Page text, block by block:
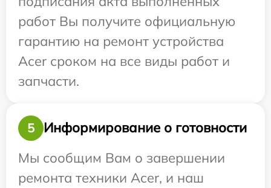
работ Вы получите официальную
гарантию на ремонт устройства
Acer сроком на все виды работ и
запчасти.
5
Информирование о готовности
Мы сообщим Вам о завершении
ремонта техники Acer, и наш